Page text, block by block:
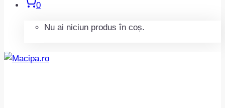
0
Nu ai niciun produs în coș.